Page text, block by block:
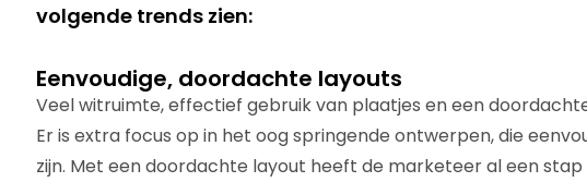
volgende trends zien:
Eenvoudige, doordachte layouts
Veel witruimte, effectief gebruik van plaatjes en een
Er is extra focus op in het oog springende ontwerpen, die
zijn. Met een doordachte layout heeft de marketeer al een